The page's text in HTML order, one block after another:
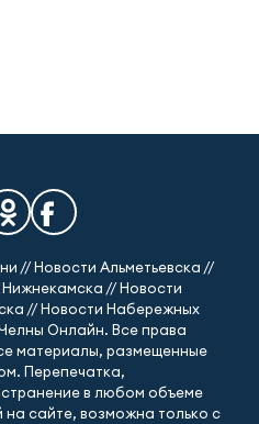
// Новости Альметьевска //
// Новости
// Новости Набережных
Онлайн. Все права
материалы, размещенные
Перепечатка,
в любом объеме
сайте, возможна только с